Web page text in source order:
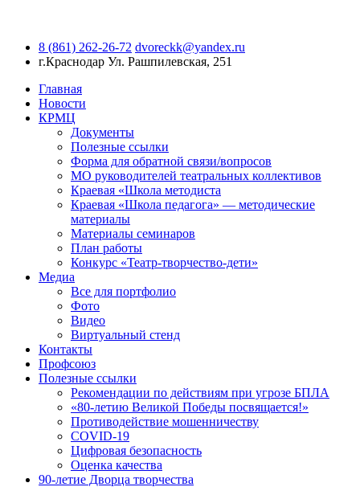
8 (861) 262-26-72 dvoreckk@yandex.ru
г.Краснодар Ул. Рашпилевская, 251
Главная
Новости
КРМЦ
Документы
Полезные ссылки
Форма для обратной связи/вопросов
МО руководителей театральных коллективов
Краевая «Школа методиста
Краевая «Школа педагога» — методические
материалы
Материалы семинаров
План работы
Конкурс «Театр-творчество-дети»
Медиа
Все для портфолио
Фото
Видео
Виртуальный стенд
Контакты
Профсоюз
Полезные ссылки
Рекомендации по действиям при угрозе БПЛА
«80-летию Великой Победы посвящается!»
Противодействие мошенничеству
COVID-19
Цифровая безопасность
Оценка качества
90-летие Дворца творчества